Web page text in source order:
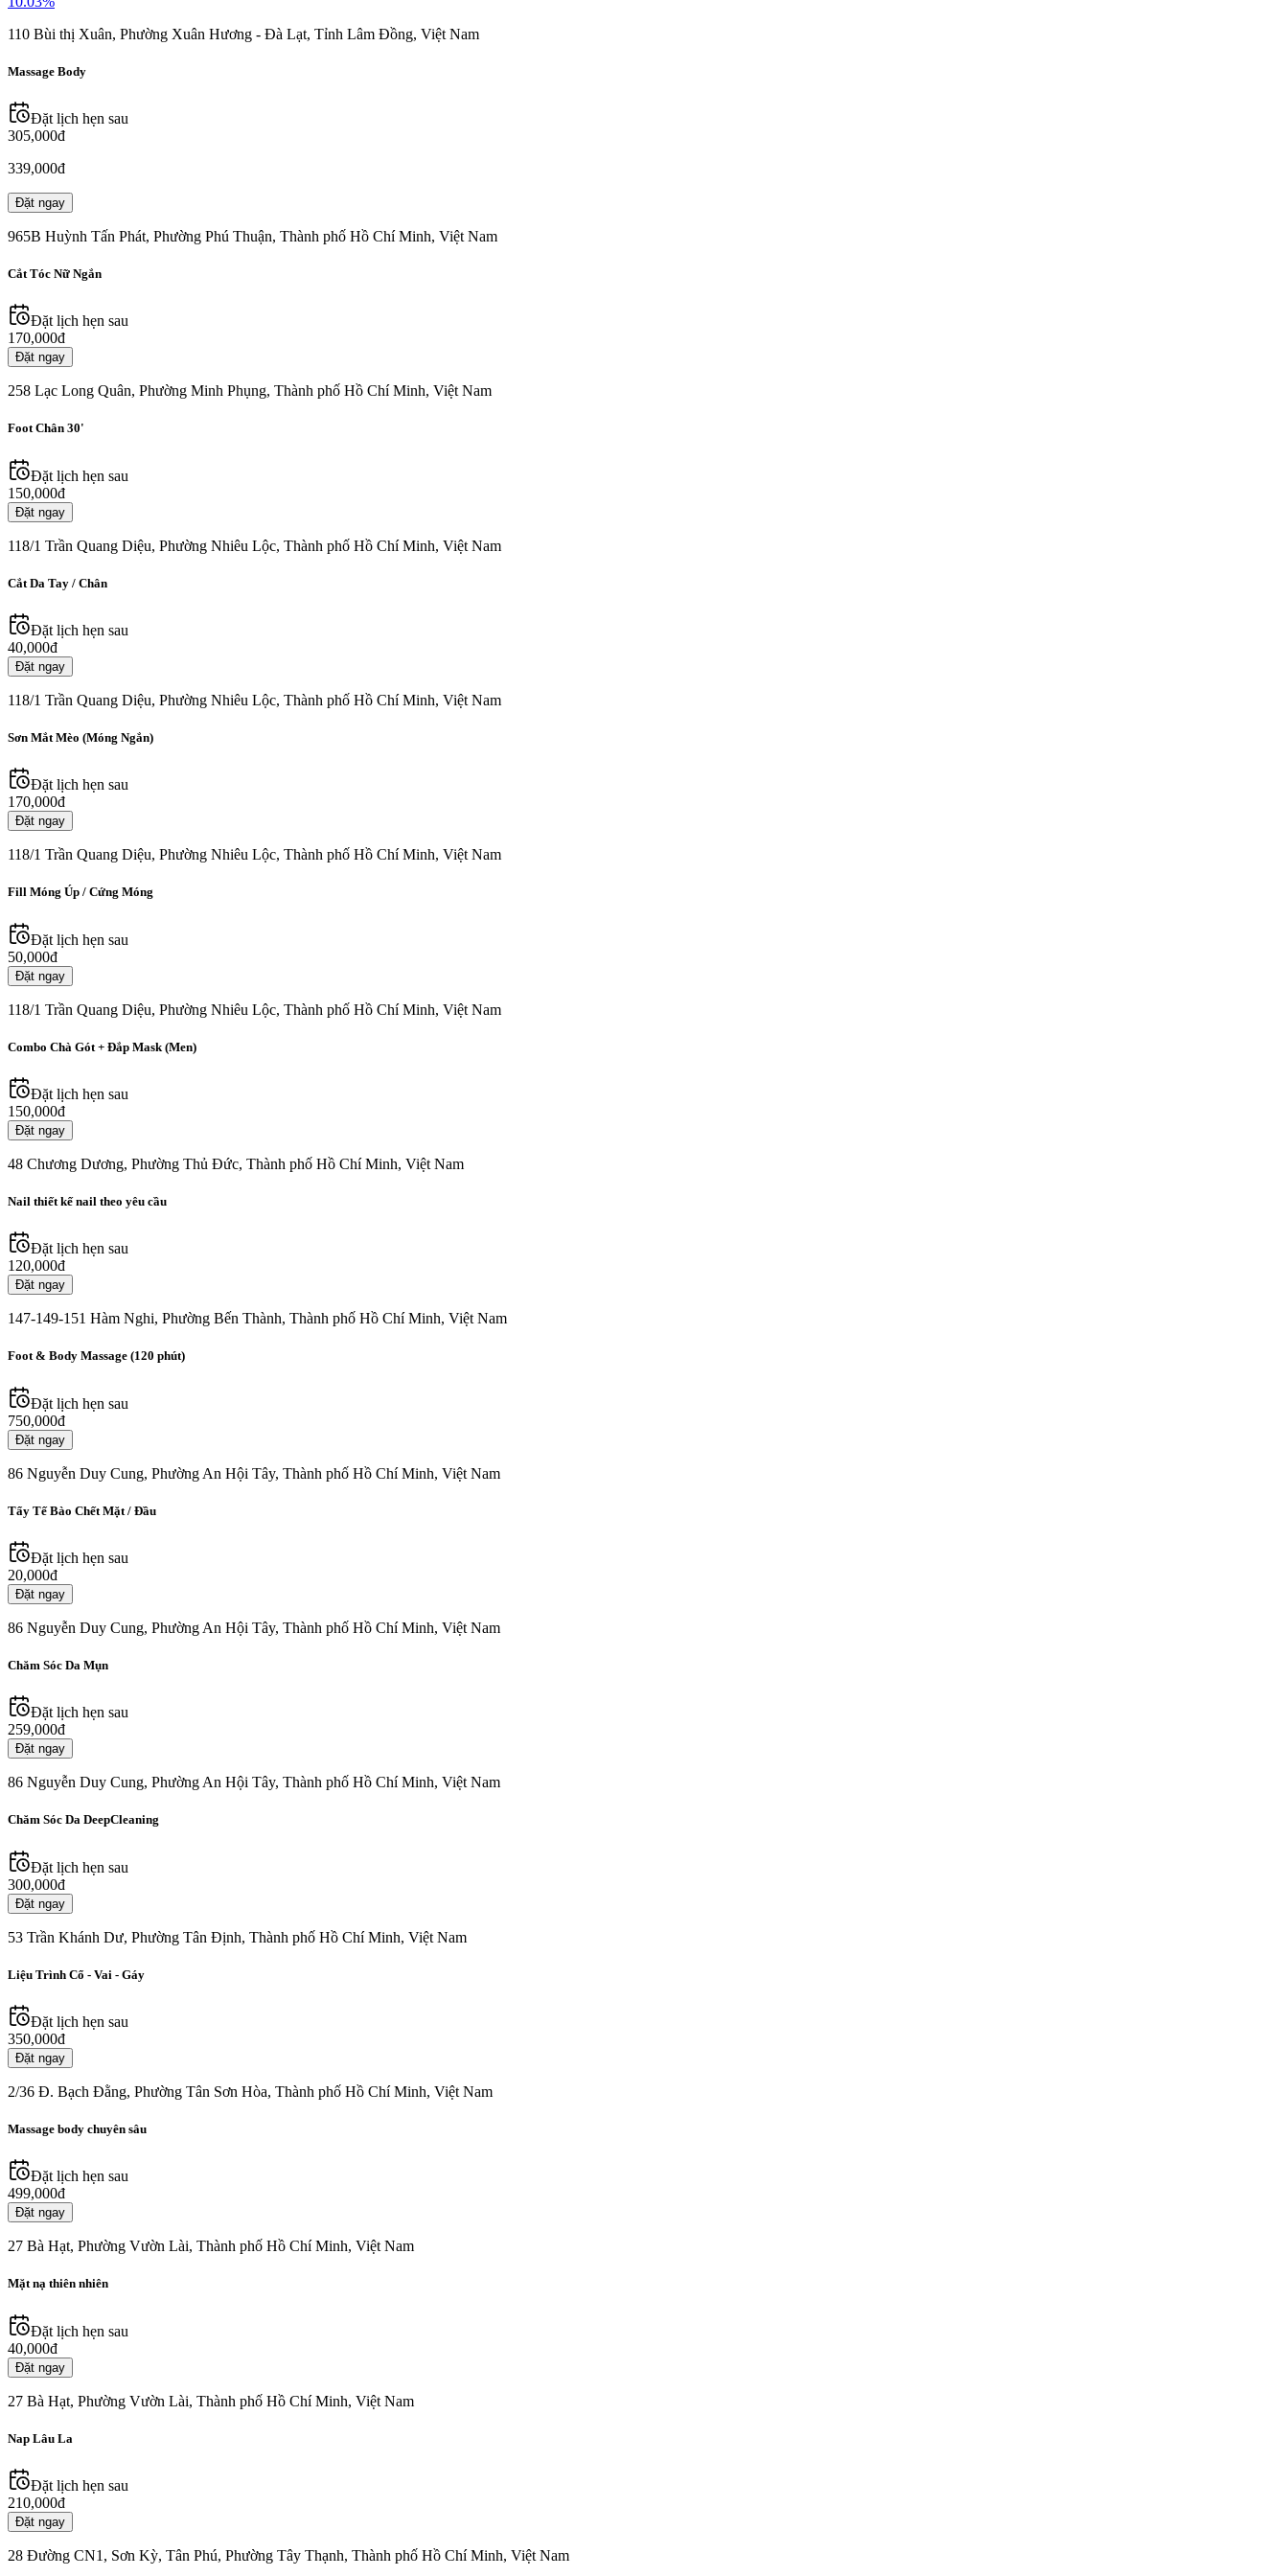
110 Bùi thị Xuân, Phường Xuân Hương - Đà Lạt, Tỉnh Lâm Đồng, Việt Nam
Massage Body
Đặt lịch hẹn sau
305,000đ
339,000đ
Đặt ngay
965B Huỳnh Tấn Phát, Phường Phú Thuận, Thành phố Hồ Chí Minh, Việt Nam
Cắt Tóc Nữ Ngắn
Đặt lịch hẹn sau
170,000đ
Đặt ngay
258 Lạc Long Quân, Phường Minh Phụng, Thành phố Hồ Chí Minh, Việt Nam
Foot Chân 30'
Đặt lịch hẹn sau
150,000đ
Đặt ngay
118/1 Trần Quang Diệu, Phường Nhiêu Lộc, Thành phố Hồ Chí Minh, Việt Nam
Cắt Da Tay / Chân
Đặt lịch hẹn sau
40,000đ
Đặt ngay
118/1 Trần Quang Diệu, Phường Nhiêu Lộc, Thành phố Hồ Chí Minh, Việt Nam
Sơn Mắt Mèo (Móng Ngắn)
Đặt lịch hẹn sau
170,000đ
Đặt ngay
118/1 Trần Quang Diệu, Phường Nhiêu Lộc, Thành phố Hồ Chí Minh, Việt Nam
Fill Móng Úp / Cứng Móng
Đặt lịch hẹn sau
50,000đ
Đặt ngay
118/1 Trần Quang Diệu, Phường Nhiêu Lộc, Thành phố Hồ Chí Minh, Việt Nam
Combo Chà Gót + Đắp Mask (Men)
Đặt lịch hẹn sau
150,000đ
Đặt ngay
48 Chương Dương, Phường Thủ Đức, Thành phố Hồ Chí Minh, Việt Nam
Nail thiết kế nail theo yêu cầu
Đặt lịch hẹn sau
120,000đ
Đặt ngay
147-149-151 Hàm Nghi, Phường Bến Thành, Thành phố Hồ Chí Minh, Việt Nam
Foot & Body Massage (120 phút)
Đặt lịch hẹn sau
750,000đ
Đặt ngay
86 Nguyễn Duy Cung, Phường An Hội Tây, Thành phố Hồ Chí Minh, Việt Nam
Tẩy Tế Bào Chết Mặt / Đầu
Đặt lịch hẹn sau
20,000đ
Đặt ngay
86 Nguyễn Duy Cung, Phường An Hội Tây, Thành phố Hồ Chí Minh, Việt Nam
Chăm Sóc Da Mụn
Đặt lịch hẹn sau
259,000đ
Đặt ngay
86 Nguyễn Duy Cung, Phường An Hội Tây, Thành phố Hồ Chí Minh, Việt Nam
Chăm Sóc Da DeepCleaning
Đặt lịch hẹn sau
300,000đ
Đặt ngay
53 Trần Khánh Dư, Phường Tân Định, Thành phố Hồ Chí Minh, Việt Nam
Liệu Trình Cổ - Vai - Gáy
Đặt lịch hẹn sau
350,000đ
Đặt ngay
2/36 Đ. Bạch Đằng, Phường Tân Sơn Hòa, Thành phố Hồ Chí Minh, Việt Nam
Massage body chuyên sâu
Đặt lịch hẹn sau
499,000đ
Đặt ngay
27 Bà Hạt, Phường Vườn Lài, Thành phố Hồ Chí Minh, Việt Nam
Mặt nạ thiên nhiên
Đặt lịch hẹn sau
40,000đ
Đặt ngay
27 Bà Hạt, Phường Vườn Lài, Thành phố Hồ Chí Minh, Việt Nam
Nap Lâu La
Đặt lịch hẹn sau
210,000đ
Đặt ngay
28 Đường CN1, Sơn Kỳ, Tân Phú, Phường Tây Thạnh, Thành phố Hồ Chí Minh, Việt Nam